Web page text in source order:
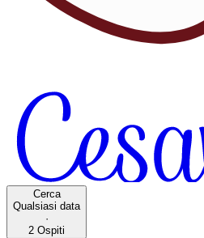
Cerca
Qualsiasi data
·
2 Ospiti